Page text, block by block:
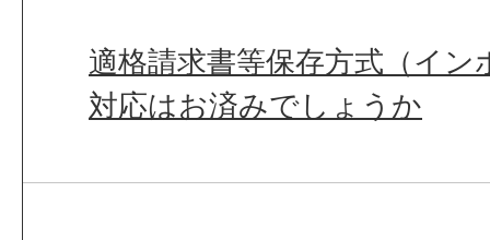
適格請求書等保存方式（イン
対応はお済みでしょうか